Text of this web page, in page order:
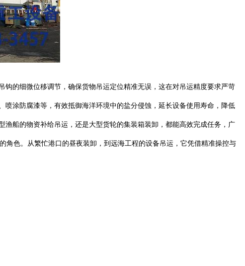
的细微位移调节，确保货物吊运定位精准无误，这在对吊运精度要求严苛
涂防腐漆等，有效抵御海洋环境中的盐分侵蚀，延长设备使用寿命，降低
船的物资补给吊运，还是大型货轮的集装箱装卸，都能高效完成任务，广
色。从繁忙港口的昼夜装卸，到远海工程的设备吊运，它凭借精准操控与